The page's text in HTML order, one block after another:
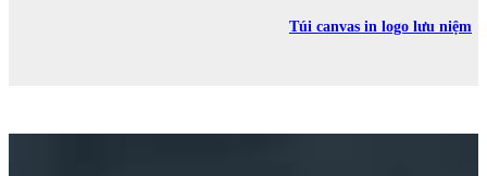
Túi canvas in logo lưu niệm